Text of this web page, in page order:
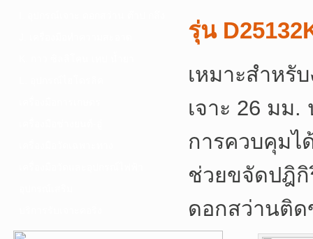
รุ่น
เหมาะสำหรั
เจาะ 26 มม.
การควบคุมไ
ช่วยขจัดปฎิ
ดอกสว่านติ